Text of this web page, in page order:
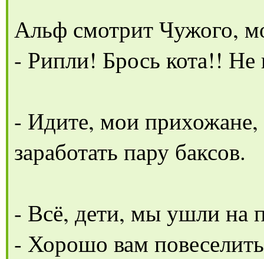
Альф смотрит Чужого,
- Рипли! Брось кота!! Не
- Идите, мои прихожане,
заработать пару баксов.
- Всё, дети, мы ушли на
- Хорошо вам